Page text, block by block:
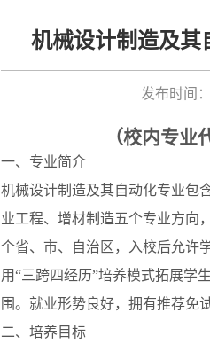
机械设计制造及其
发布时间
（校内专业
一、专业简介
机械设计制造及其自动化专业包
业工程、增材制造五个专业方向
个省、市、自治区，入校后允许
用“三跨四经历”培养模式拓展学
围。就业形势良好，拥有推荐免
二、培养目标